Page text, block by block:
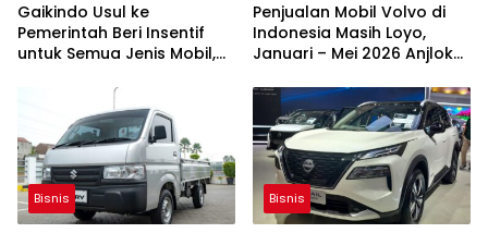
Gaikindo Usul ke
Pemerintah Beri Insentif
untuk Semua Jenis Mobil,
Penjualan Mobil Volvo di
Indonesia Masih Loyo,
Januari – Mei 2026 Anjlok
Bisnis Bisnis